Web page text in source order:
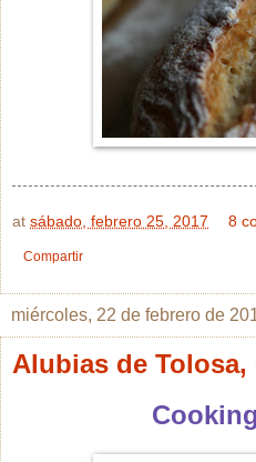
at sábado, febrero 25, 2017 8
Compartir
miércoles, 22 de febrero de
Alubias de